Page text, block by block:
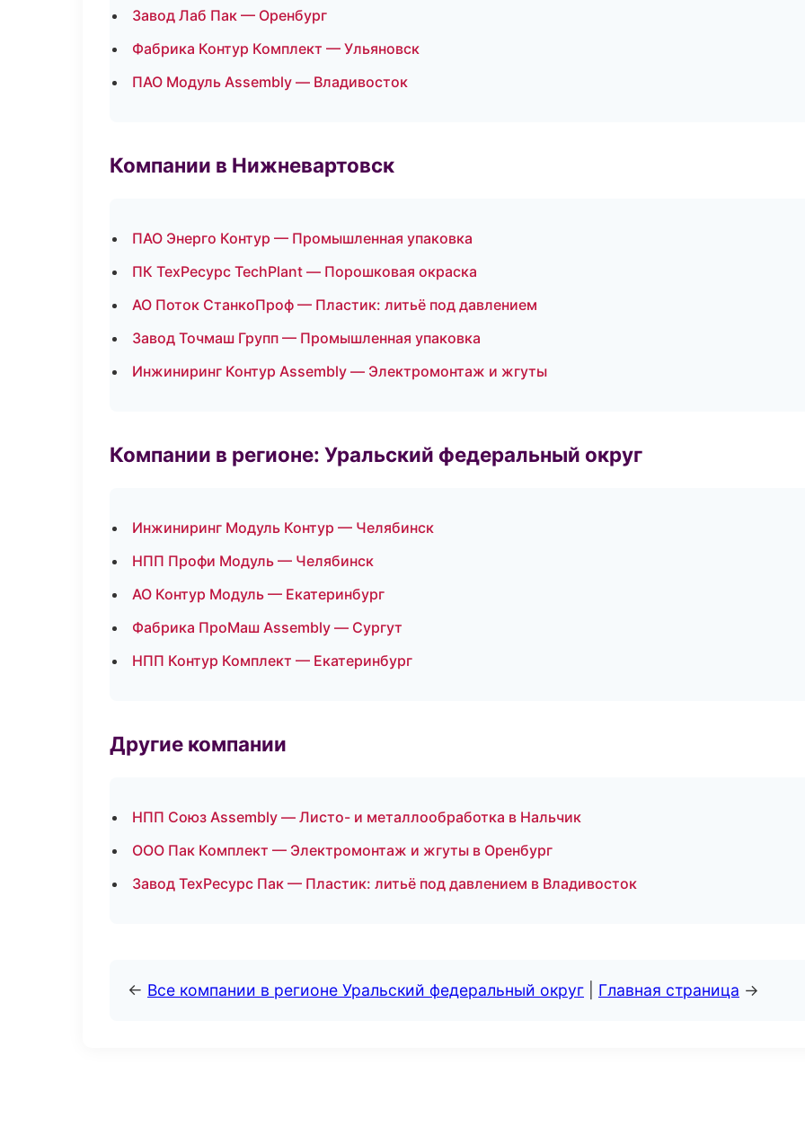
Завод Лаб Пак — Оренбург
Фабрика Контур Комплект — Ульяновск
ПАО Модуль Assembly — Владивосток
Компании в Нижневартовск
ПАО Энерго Контур — Промышленная упаковка
ПК ТехРесурс TechPlant — Порошковая окраска
АО Поток СтанкоПроф — Пластик: литьё под давлением
Завод Точмаш Групп — Промышленная упаковка
Инжиниринг Контур Assembly — Электромонтаж и жгуты
Компании в регионе: Уральский федеральный округ
Инжиниринг Модуль Контур — Челябинск
НПП Профи Модуль — Челябинск
АО Контур Модуль — Екатеринбург
Фабрика ПроМаш Assembly — Сургут
НПП Контур Комплект — Екатеринбург
Другие компании
НПП Союз Assembly — Листо- и металлообработка в Нальчик
ООО Пак Комплект — Электромонтаж и жгуты в Оренбург
Завод ТехРесурс Пак — Пластик: литьё под давлением в Владивосток
← Все компании в регионе Уральский федеральный округ Главная страница →